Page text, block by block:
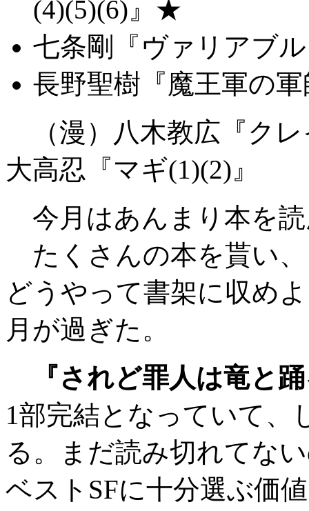
(4)(5)(6)』★
七条剛『ヴァリアブ
長野聖樹『魔王軍の
（漫）八木教広『ク
大高忍『マギ(1)(2)』
今月はあんまり本を
たくさんの本を貰い
どうやって書架に収め
月が過ぎた。
『されど罪人は竜と
1部完結となっていて、
る。まだ読み切れてな
ベストSFに十分選ぶ価